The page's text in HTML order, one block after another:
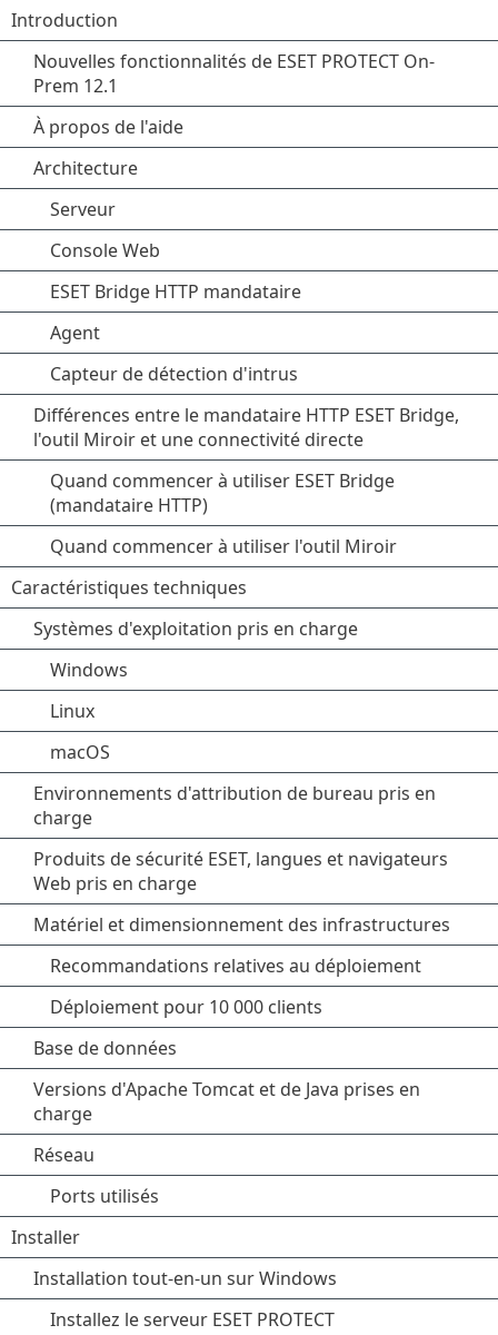
Introduction
Nouvelles fonctionnalités de ESET PROTECT On-
Prem 12.1
À propos de l'aide
Architecture
Serveur
Console Web
ESET Bridge HTTP mandataire
Agent
Capteur de détection d'intrus
Différences entre le mandataire HTTP ESET Bridge,
l'outil Miroir et une connectivité directe
Quand commencer à utiliser ESET Bridge
(mandataire HTTP)
Quand commencer à utiliser l'outil Miroir
Caractéristiques techniques
Systèmes d'exploitation pris en charge
Windows
Linux
macOS
Environnements d'attribution de bureau pris en
charge
Produits de sécurité ESET, langues et navigateurs
Web pris en charge
Matériel et dimensionnement des infrastructures
Recommandations relatives au déploiement
Déploiement pour 10 000 clients
Base de données
Versions d'Apache Tomcat et de Java prises en
charge
Réseau
Ports utilisés
Installer
Installation tout-en-un sur Windows
Installez le serveur ESET PROTECT